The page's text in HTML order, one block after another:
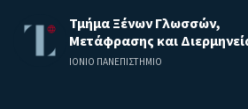
Τμήμα Ξένων Γλωσσών,
Μετάφρασης και
ΙΟΝΙΟ ΠΑΝΕΠΙΣΤΗΜΙΟ